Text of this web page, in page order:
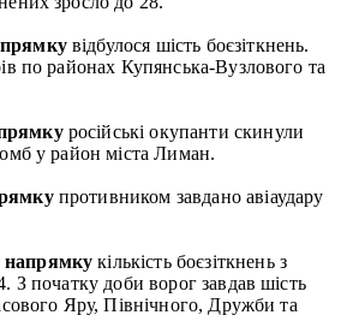
відбулося шість боєзіткнень.
по районах Купянська-Вузлового та
російські окупанти скинули
у район міста Лиман.
противником завдано авіаудару
напрямкукількість боєзіткнень з
З початку доби ворог завдав шість
Яру, Північного, Дружби та